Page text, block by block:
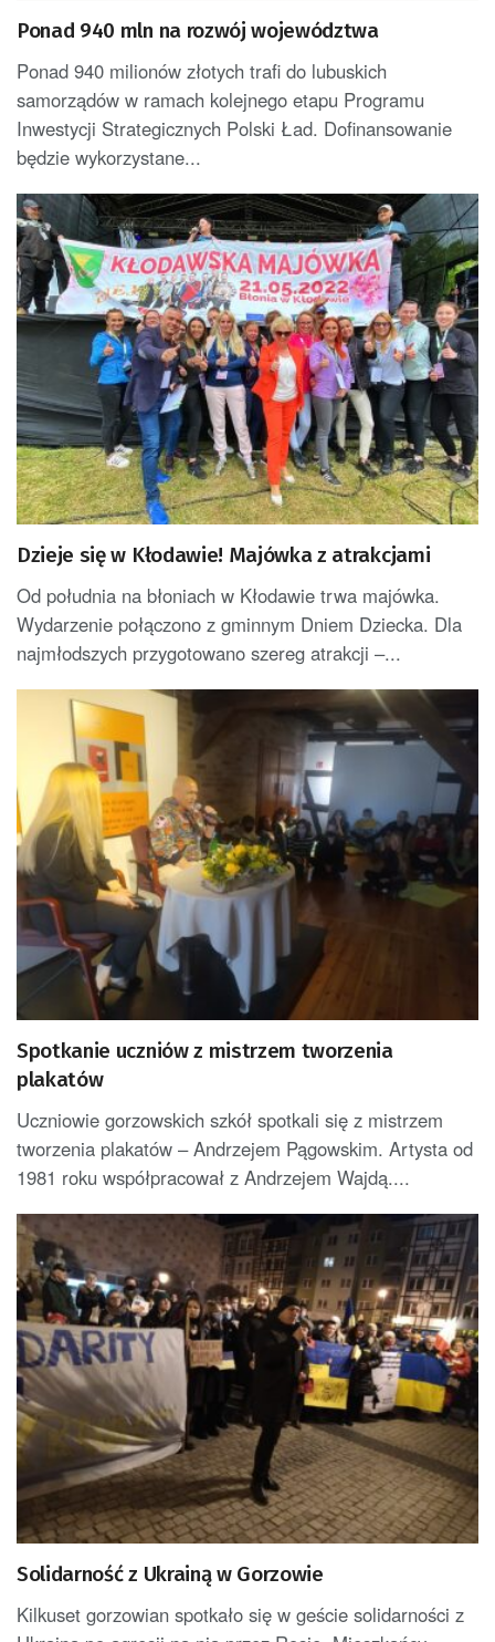
Ponad 940 mln na rozwój województwa
Ponad 940 milionów złotych trafi do lubuskich
samorządów w ramach kolejnego etapu Programu
Inwestycji Strategicznych Polski Ład. Dofinansowanie
będzie wykorzystane...
Dzieje się w Kłodawie! Majówka z atrakcjami
Od południa na błoniach w Kłodawie trwa majówka.
Wydarzenie połączono z gminnym Dniem Dziecka. Dla
najmłodszych przygotowano szereg atrakcji –...
Spotkanie uczniów z mistrzem tworzenia
plakatów
Uczniowie gorzowskich szkół spotkali się z mistrzem
tworzenia plakatów – Andrzejem Pągowskim. Artysta od
1981 roku współpracował z Andrzejem Wajdą....
Solidarność z Ukrainą w Gorzowie
Kilkuset gorzowian spotkało się w geście solidarności z